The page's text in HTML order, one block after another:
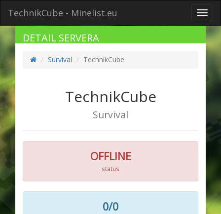
TechnikCube - Minelist.eu
DETAIL SERVERA
Survival TechnikCube
TechnikCube
Survival
OFFLINE
status
0/0